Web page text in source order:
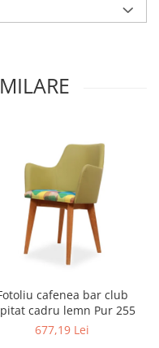
cafenea bar club
cadru lemn Pur 255
677,19 Lei